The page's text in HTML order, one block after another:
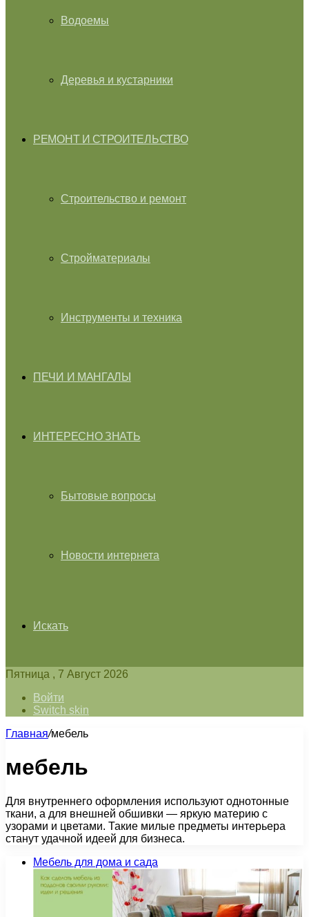
Водоемы
Деревья и кустарники
РЕМОНТ И СТРОИТЕЛЬСТВО
Строительство и ремонт
Стройматериалы
Инструменты и техника
ПЕЧИ И МАНГАЛЫ
ИНТЕРЕСНО ЗНАТЬ
Бытовые вопросы
Новости интернета
Искать
Пятница , 7 Август 2026
Войти
Switch skin
Главная/мебель
мебель
Для внутреннего оформления используют однотонные
ткани, а для внешней обшивки — яркую материю с
узорами и цветами. Такие милые предметы интерьера
станут удачной идеей для бизнеса.
Мебель для дома и сада